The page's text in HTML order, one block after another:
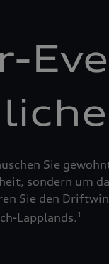
Sie
sondern um
Sie den
Lapplands.1